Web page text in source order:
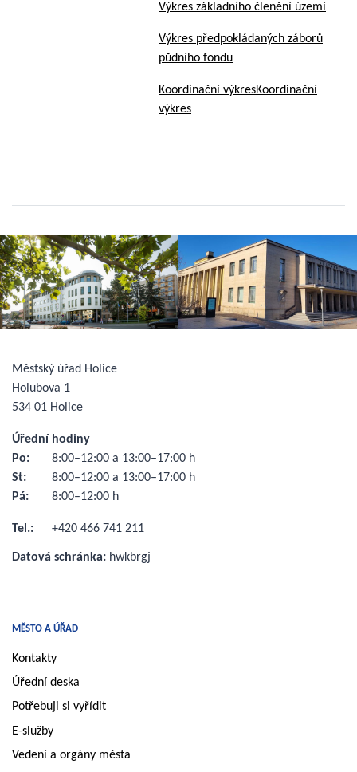
Výkres základního členění území
Výkres předpokládaných záborů
půdního fondu
Koordinační výkresKoordinační
výkres
MĚSTO A ÚŘAD
Kontakty
Úřední deska
Potřebuji si vyřídit
E-služby
Vedení a orgány města
Městský úřad Holice
Holubova 1
534 01 Holice
Úřední hodiny
Po:
8:00–12:00 a 13:00–17:00 h
St:
8:00–12:00 a 13:00–17:00 h
Pá:
8:00–12:00 h
Tel.: +420 466 741 211
Datová schránka: hwkbrgj